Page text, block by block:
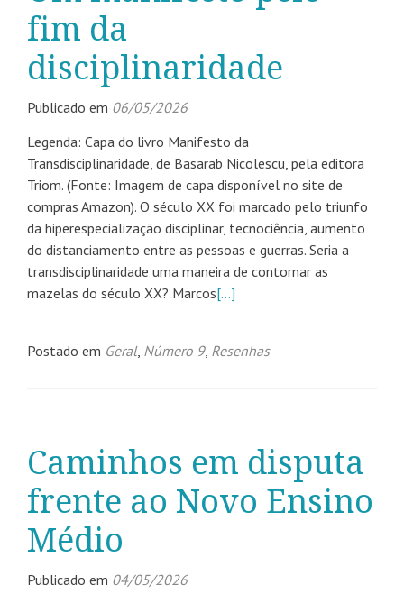
fim da
disciplinaridade
Publicado em 06/05/2026
Legenda: Capa do livro Manifesto da
Transdisciplinaridade, de Basarab Nicolescu, pela editora
Triom. (Fonte: Imagem de capa disponível no site de
compras Amazon). O século XX foi marcado pelo triunfo
da hiperespecialização disciplinar, tecnociência, aumento
do distanciamento entre as pessoas e guerras. Seria a
transdisciplinaridade uma maneira de contornar as
mazelas do século XX? Marcos[…]
Postado em Geral, Número 9, Resenhas
Caminhos em disputa
frente ao Novo Ensino
Médio
Publicado em 04/05/2026